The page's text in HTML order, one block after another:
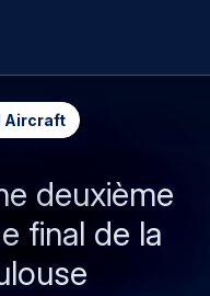
Aircraft
deuxième
final de la